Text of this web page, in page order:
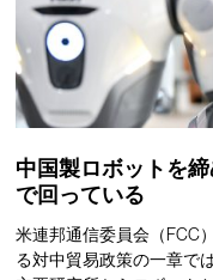
中国製ロボットを
で回っている
米連邦通信委員会（FCC
る対中貿易政策の一章で